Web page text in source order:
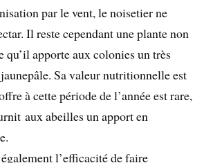
par le vent, le noisetier ne
Il reste cependant une plante non
qu’il apporte aux colonies un très
Sa valeur nutritionnelle est
à cette période de l’année est rare,
aux abeilles un apport en
l’efficacité de faire